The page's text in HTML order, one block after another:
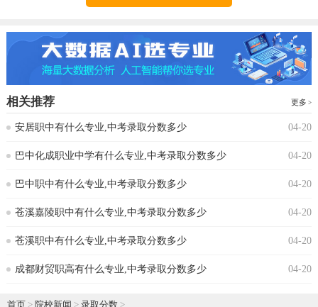
相关推荐 更多
安居职中有什么专业,中考录取分数多少 04-20
巴中化成职业中学有什么专业,中考录取分数多少 04-20
巴中职中有什么专业,中考录取分数多少 04-20
苍溪嘉陵职中有什么专业,中考录取分数多少 04-20
苍溪职中有什么专业,中考录取分数多少 04-20
成都财贸职高有什么专业,中考录取分数多少 04-20